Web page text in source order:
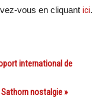
vous en cliquant ici.
international de
Sathorn nostalgie »